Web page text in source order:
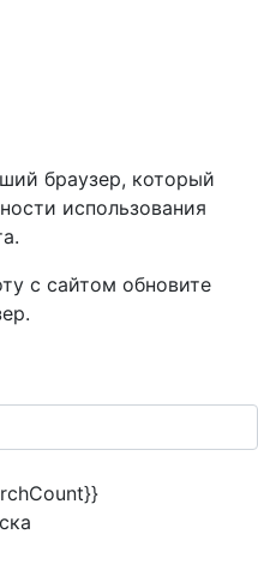
браузер, который
использования
с сайтом обновите